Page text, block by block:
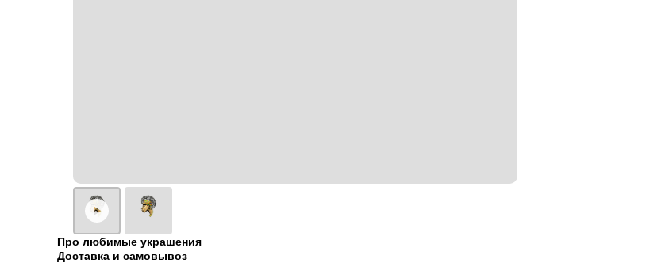
Про любимые украшения
Доставка и самовывоз